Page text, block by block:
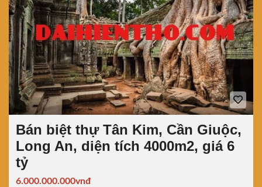
Bán biệt thự Tân Kim, Cần Giuộc,
Long An, diện tích 4000m2, giá 6
tỷ
6.000.000.000vnđ